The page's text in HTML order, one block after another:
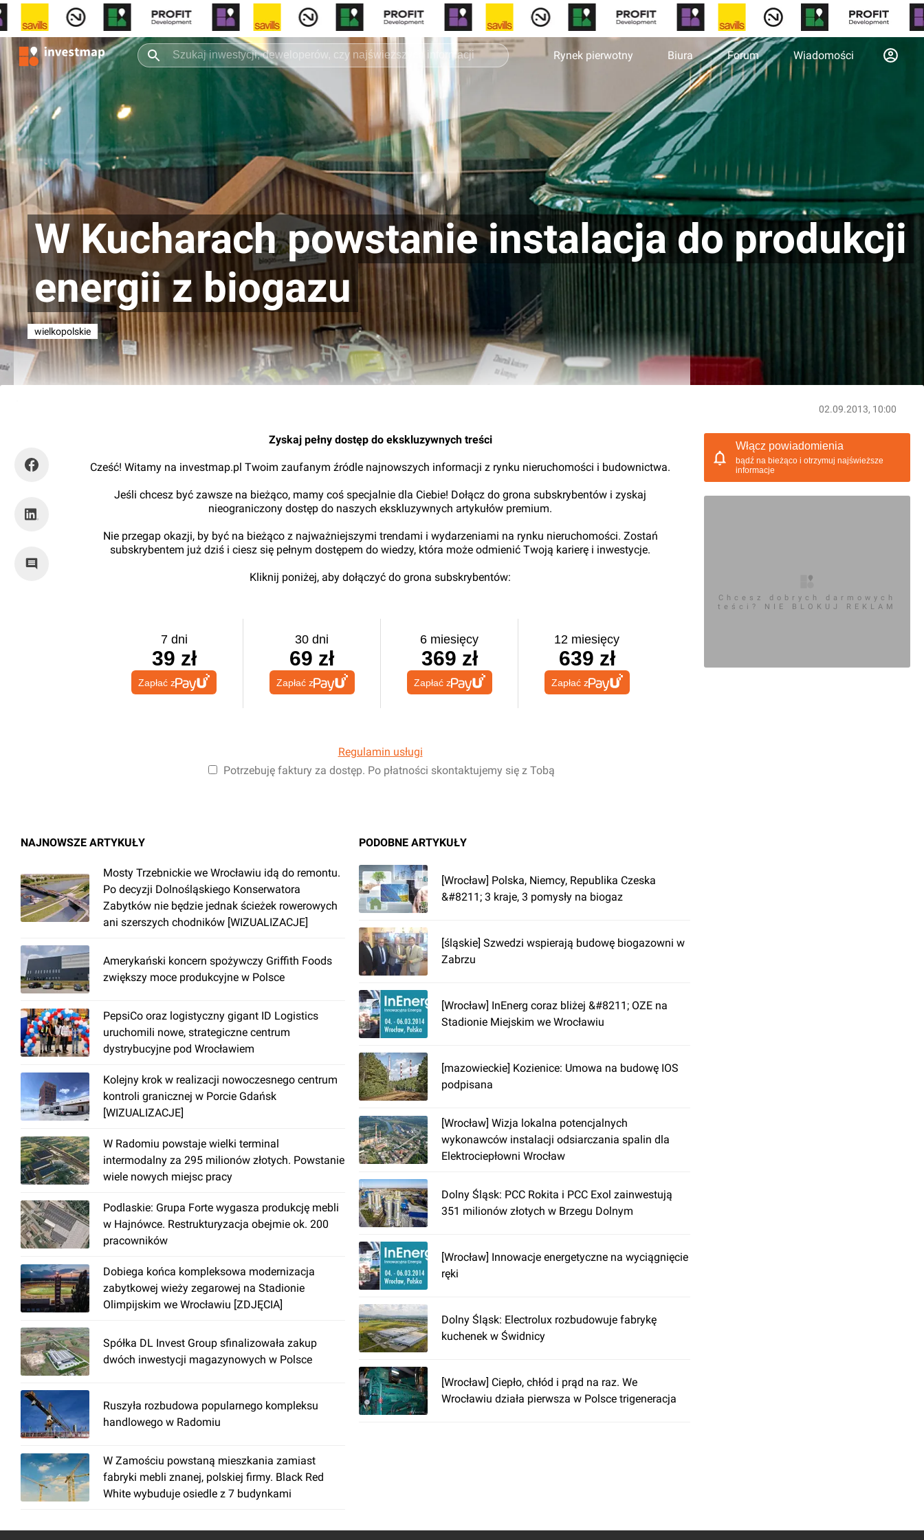
Rynek pierwotny Biura Forum Wiadomości
W Kucharach powstanie instalacja do produkcji
energii z biogazu
wielkopolskie
02.09.2013, 10:00
Zyskaj pełny dostęp do ekskluzywnych treści
Cześć! Witamy na investmap.pl Twoim zaufanym źródle najnowszych informacji z rynku nieruchomości i budownictwa.
Jeśli chcesz być zawsze na bieżąco, mamy coś specjalnie dla Ciebie! Dołącz do grona subskrybentów i zyskaj
nieograniczony dostęp do naszych ekskluzywnych artykułów premium.
Nie przegap okazji, by być na bieżąco z najważniejszymi trendami i wydarzeniami na rynku nieruchomości. Zostań
subskrybentem już dziś i ciesz się pełnym dostępem do wiedzy, która może odmienić Twoją karierę i inwestycje.
Kliknij poniżej, aby dołączyć do grona subskrybentów:
7 dni
39 zł
Zapłać z
30 dni
69 zł
Zapłać z
6 miesięcy
369 zł
Zapłać z
12 miesięcy
639 zł
Zapłać z
Regulamin usługi
Potrzebuję faktury za dostęp. Po płatności skontaktujemy się z Tobą
NAJNOWSZE ARTYKUŁY
Mosty Trzebnickie we Wrocławiu idą do remontu.
Po decyzji Dolnośląskiego Konserwatora
Zabytków nie będzie jednak ścieżek rowerowych
ani szerszych chodników [WIZUALIZACJE]
Amerykański koncern spożywczy Griffith Foods
zwiększy moce produkcyjne w Polsce
PepsiCo oraz logistyczny gigant ID Logistics
uruchomili nowe, strategiczne centrum
dystrybucyjne pod Wrocławiem
Kolejny krok w realizacji nowoczesnego centrum
kontroli granicznej w Porcie Gdańsk
[WIZUALIZACJE]
W Radomiu powstaje wielki terminal
intermodalny za 295 milionów złotych. Powstanie
wiele nowych miejsc pracy
Podlaskie: Grupa Forte wygasza produkcję mebli
w Hajnówce. Restrukturyzacja obejmie ok. 200
pracowników
Dobiega końca kompleksowa modernizacja
zabytkowej wieży zegarowej na Stadionie
Olimpijskim we Wrocławiu [ZDJĘCIA]
Spółka DL Invest Group sfinalizowała zakup
dwóch inwestycji magazynowych w Polsce
Ruszyła rozbudowa popularnego kompleksu
handlowego w Radomiu
W Zamościu powstaną mieszkania zamiast
fabryki mebli znanej, polskiej firmy. Black Red
White wybuduje osiedle z 7 budynkami
PODOBNE ARTYKUŁY
[Wrocław] Polska, Niemcy, Republika Czeska
&#8211; 3 kraje, 3 pomysły na biogaz
[śląskie] Szwedzi wspierają budowę biogazowni w
Zabrzu
[Wrocław] InEnerg coraz bliżej &#8211; OZE na
Stadionie Miejskim we Wrocławiu
[mazowieckie] Kozienice: Umowa na budowę IOS
podpisana
[Wrocław] Wizja lokalna potencjalnych
wykonawców instalacji odsiarczania spalin dla
Elektrociepłowni Wrocław
Dolny Śląsk: PCC Rokita i PCC Exol zainwestują
351 milionów złotych w Brzegu Dolnym
[Wrocław] Innowacje energetyczne na wyciągnięcie
ręki
Dolny Śląsk: Electrolux rozbudowuje fabrykę
kuchenek w Świdnicy
[Wrocław] Ciepło, chłód i prąd na raz. We
Wrocławiu działa pierwsza w Polsce trigeneracja
Włącz powiadomienia
bądź na bieżąco i otrzymuj najświeższe
informacje
Chcesz dobrych darmowych
teści? NIE BLOKUJ REKLAM